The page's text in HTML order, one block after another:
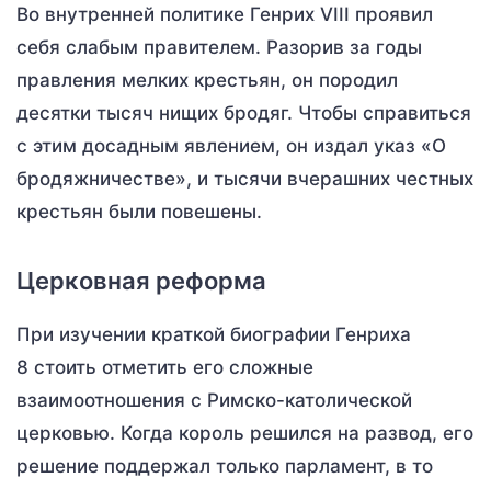
Во внутренней политике Генрих VIII проявил
себя слабым правителем. Разорив за годы
правления мелких крестьян, он породил
десятки тысяч нищих бродяг. Чтобы справиться
с этим досадным явлением, он издал указ «О
бродяжничестве», и тысячи вчерашних честных
крестьян были повешены.
Церковная реформа
При изучении краткой биографии Генриха
8 стоить отметить его сложные
взаимоотношения с Римско-католической
церковью. Когда король решился на развод, его
решение поддержал только парламент, в то